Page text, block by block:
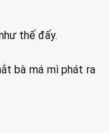
thế đấy.
bà má mì phát ra